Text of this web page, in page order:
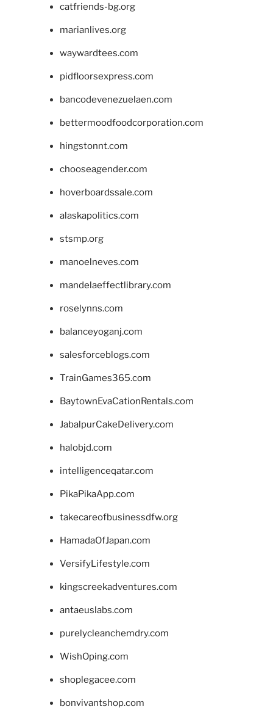
catfriends-bg.org
marianlives.org
waywardtees.com
pidfloorsexpress.com
bancodevenezuelaen.com
bettermoodfoodcorporation.com
hingstonnt.com
chooseagender.com
hoverboardssale.com
alaskapolitics.com
stsmp.org
manoelneves.com
mandelaeffectlibrary.com
roselynns.com
balanceyoganj.com
salesforceblogs.com
TrainGames365.com
BaytownEvaCationRentals.com
JabalpurCakeDelivery.com
halobjd.com
intelligenceqatar.com
PikaPikaApp.com
takecareofbusinessdfw.org
HamadaOfJapan.com
VersifyLifestyle.com
kingscreekadventures.com
antaeuslabs.com
purelycleanchemdry.com
WishOping.com
shoplegacee.com
bonvivantshop.com